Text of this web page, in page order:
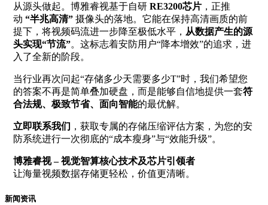
从源头做起。博雅睿视基于自研 RE3200芯片 ，正推
动 “半兆高清” 摄像头的落地。它能在保持高清画质的前
提下，将视频码流进一步降至极低水平， 从数据产生的源
头实现“节流”。这标志着安防用户“降本增效”的追求，进
入了全新的阶段。
当行业再次问起“存储多少天需要多少T”时，我们希望您
的答案不再是简单叠加硬盘，而是能够自信地提供一套符
合法规、极致节省、面向智能的最优解。
立即联系我们 ，获取专属的存储压缩评估方案，为您的安
防系统进行一次彻底的“成本瘦身”与“效能升级”。
博雅睿视 – 视觉智算核心技术及芯片引领者
让海量视频数据存储更轻松，价值更清晰。
新闻资讯